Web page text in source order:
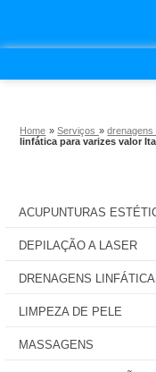
Home »Serviços »
linfática para varizes valor
ACUPUNTURAS
DEPILAÇÃO A LASER
DRENAGENS
LIMPEZA DE PELE
MASSAGENS